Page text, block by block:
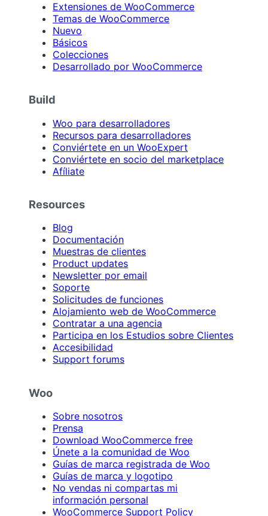
Extensiones de WooCommerce
Temas de WooCommerce
Nuevo
Básicos
Colecciones
Desarrollado por WooCommerce
Build
Woo para desarrolladores
Recursos para desarrolladores
Conviértete en un WooExpert
Conviértete en socio del marketplace
Afíliate
Resources
Blog
Documentación
Muestras de clientes
Product updates
Newsletter por email
Soporte
Solicitudes de funciones
Alojamiento web de WooCommerce
Contratar a una agencia
Participa en los Estudios sobre Clientes
Accesibilidad
Support forums
Woo
Sobre nosotros
Prensa
Download WooCommerce free
Únete a la comunidad de Woo
Guías de marca registrada de Woo
Guías de marca y logotipo
No vendas ni compartas mi
información personal
WooCommerce Support Policy